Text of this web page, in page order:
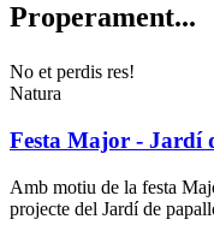
Properament...
No et perdis res!
Natura
Festa Major - Jardí
Amb motiu de la festa
projecte del Jardí de